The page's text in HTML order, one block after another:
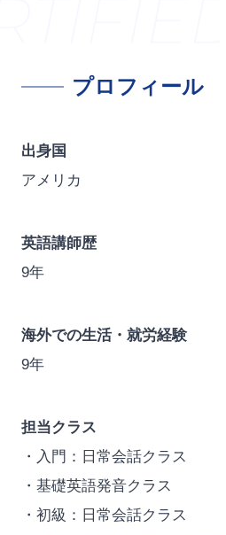
プロフィール
出身国
アメリカ
英語講師歴
9年
海外での生活・就労経験
9年
担当クラス
・入門：日常会話クラス
・基礎英語発音クラス
・初級：日常会話クラス